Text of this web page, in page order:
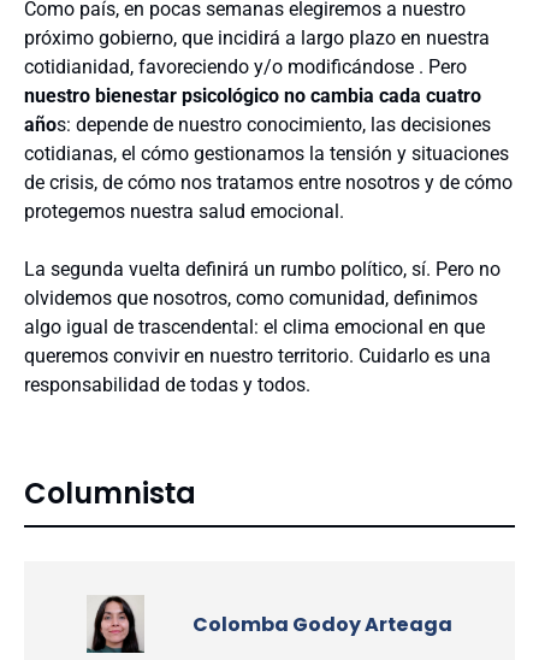
Como país, en pocas semanas elegiremos a nuestro
próximo gobierno, que incidirá a largo plazo en nuestra
cotidianidad, favoreciendo y/o modificándose . Pero
nuestro bienestar psicológico no cambia cada cuatro
años: depende de nuestro conocimiento, las decisiones
cotidianas, el cómo gestionamos la tensión y situaciones
de crisis, de cómo nos tratamos entre nosotros y de cómo
protegemos nuestra salud emocional.
La segunda vuelta definirá un rumbo político, sí. Pero no
olvidemos que nosotros, como comunidad, definimos
algo igual de trascendental: el clima emocional en que
queremos convivir en nuestro territorio. Cuidarlo es una
responsabilidad de todas y todos.
Columnista
Colomba Godoy Arteaga